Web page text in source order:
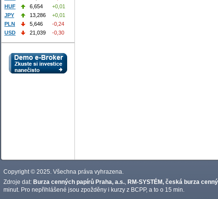
HUF
6,654
+0,01
JPY
13,286
+0,01
PLN
5,646
-0,24
USD
21,039 -0,30
Copyright © 2025. Všechna práva vyhrazena.
Zdroje dat: Burza cenných papírů Praha, a.s. RM-SYSTÉM, česká burza
minut. Pro nepřihlášené jsou zpožděny i kurzy z BCPP, a to o 15 min.